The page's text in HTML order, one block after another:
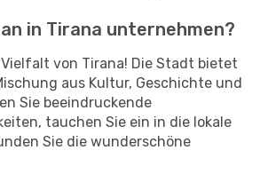
in Tirana unternehmen?
Vielfalt von Tirana! Die Stadt bietet
aus Kultur, Geschichte und
Sie beeindruckende
tauchen Sie ein in die lokale
Sie die wunderschöne